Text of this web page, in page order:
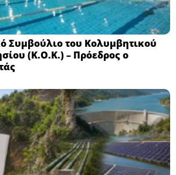
Συμβούλιο του Κολυμβητικού
(Κ.Ο.Κ.) – Πρόεδρος ο